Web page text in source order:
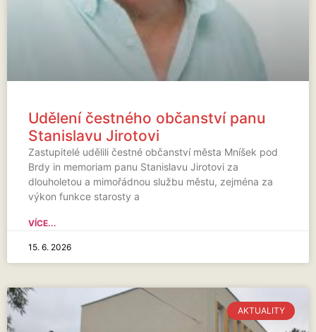
Udělení čestného občanství panu
Stanislavu Jirotovi
Zastupitelé udělili čestné občanství města Mníšek pod
Brdy in memoriam panu Stanislavu Jirotovi za
dlouholetou a mimořádnou službu městu, zejména za
výkon funkce starosty a
VÍCE...
15. 6. 2026
AKTUALITY